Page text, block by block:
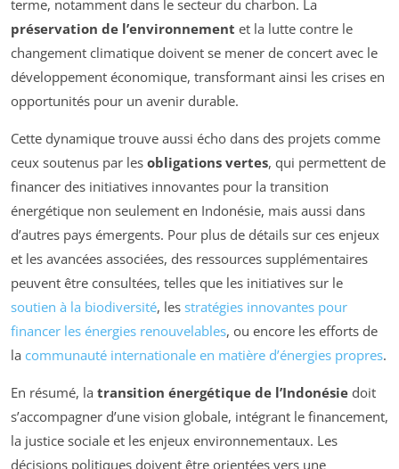
terme, notamment dans le secteur du charbon. La
préservation de l’environnement et la lutte contre le
changement climatique doivent se mener de concert avec le
développement économique, transformant ainsi les crises en
opportunités pour un avenir durable.
Cette dynamique trouve aussi écho dans des projets comme
ceux soutenus par les obligations vertes, qui permettent de
financer des initiatives innovantes pour la transition
énergétique non seulement en Indonésie, mais aussi dans
d’autres pays émergents. Pour plus de détails sur ces enjeux
et les avancées associées, des ressources supplémentaires
peuvent être consultées, telles que les initiatives sur le
soutien à la biodiversité, les stratégies innovantes pour
financer les énergies renouvelables, ou encore les efforts de
la communauté internationale en matière d’énergies propres.
En résumé, la transition énergétique de l’Indonésie doit
s’accompagner d’une vision globale, intégrant le financement,
la justice sociale et les enjeux environnementaux. Les
décisions politiques doivent être orientées vers une